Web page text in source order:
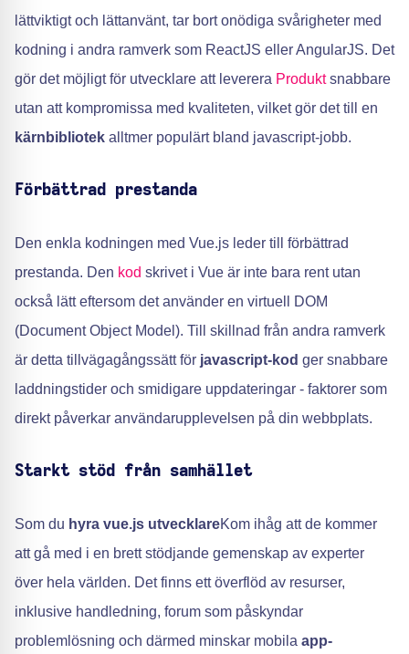
lättviktigt och lättanvänt, tar bort onödiga svårigheter med
kodning i andra ramverk som ReactJS eller AngularJS. Det
gör det möjligt för utvecklare att leverera Produktsnabbare
utan att kompromissa med kvaliteten, vilket gör det till en
kärnbibliotek alltmer populärt bland javascript-jobb.
Förbättrad prestanda
Den enkla kodningen med Vue.js leder till förbättrad
prestanda. Den kod skrivet i Vue är inte bara rent utan
också lätt eftersom det använder en virtuell DOM
(Document Object Model). Till skillnad från andra ramverk
är detta tillvägagångssätt för javascript-kod ger snabbare
laddningstider och smidigare uppdateringar - faktorer som
direkt påverkar användarupplevelsen på din webbplats.
Starkt stöd från samhället
Som du hyra vue.js utvecklareKom ihåg att de kommer
att gå med i en brett stödjande gemenskap av experter
över hela världen. Det finns ett överflöd av resurser,
inklusive handledning, forum som påskyndar
problemlösning och därmed minskar mobila app-